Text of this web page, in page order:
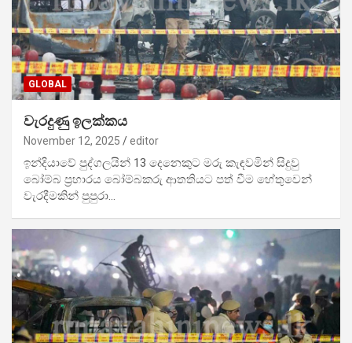
GLOBAL
වැරදුණු ඉලක්කය
November 12, 2025 editor
ඉන්දියාවේ පුද්ගලයින් 13 දෙනෙකුට මරු කැඳවමින් සිදුවු
බෝම්බ ප්‍රහාරය බෝම්බකරු ආතතියට පත් වීම හේතුවෙන්
වැරදීමකින් පුපුරා…